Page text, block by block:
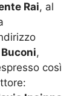
Rai, al
,
così